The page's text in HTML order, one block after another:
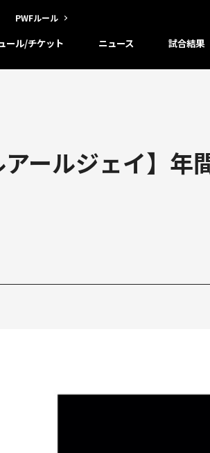
PWFルール
ール/チケット ニュース 試合結果
アールジェイ】